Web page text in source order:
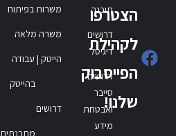
הצטרפו
לקהילת
הפייסבוק
שלנו!
תוכנה
דרושים
דיגיטל
דרושים
סייבר
ואבטחת
מידע
משרות בפיתוח
משרה מלאה
הייטק | עבודה
בהייטק
דרושים
מתכנתים